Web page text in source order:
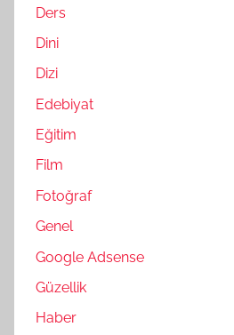
Ders
Dini
Dizi
Edebiyat
Eğitim
Film
Fotoğraf
Genel
Google Adsense
Güzellik
Haber